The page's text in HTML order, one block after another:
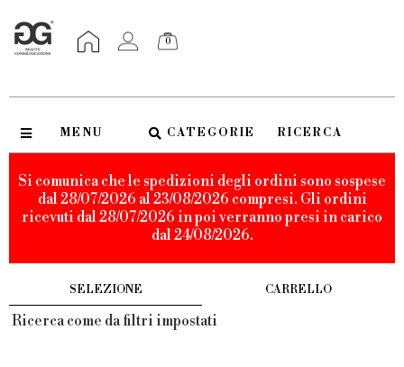
0
MENU CATEGORIE RICERCA
Si comunica che le spedizioni degli ordini sono sospese
dal 28/07/2026 al 23/08/2026 compresi. Gli ordini
ricevuti dal 28/07/2026 in poi verranno presi in carico
dal 24/08/2026.
SELEZIONE CARRELLO
Ricerca come da filtri impostati